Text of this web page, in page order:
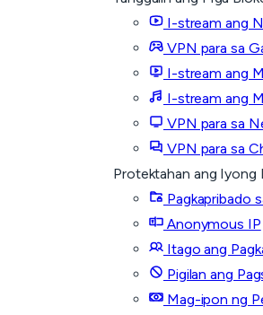
I-stream ang
VPN para sa
I-stream ang
I-stream ang
VPN para sa
VPN para sa
Protektahan ang Iyong
Pagkapribado
Anonymous IP
Itago ang
Pigilan ang
Mag-ipon ng